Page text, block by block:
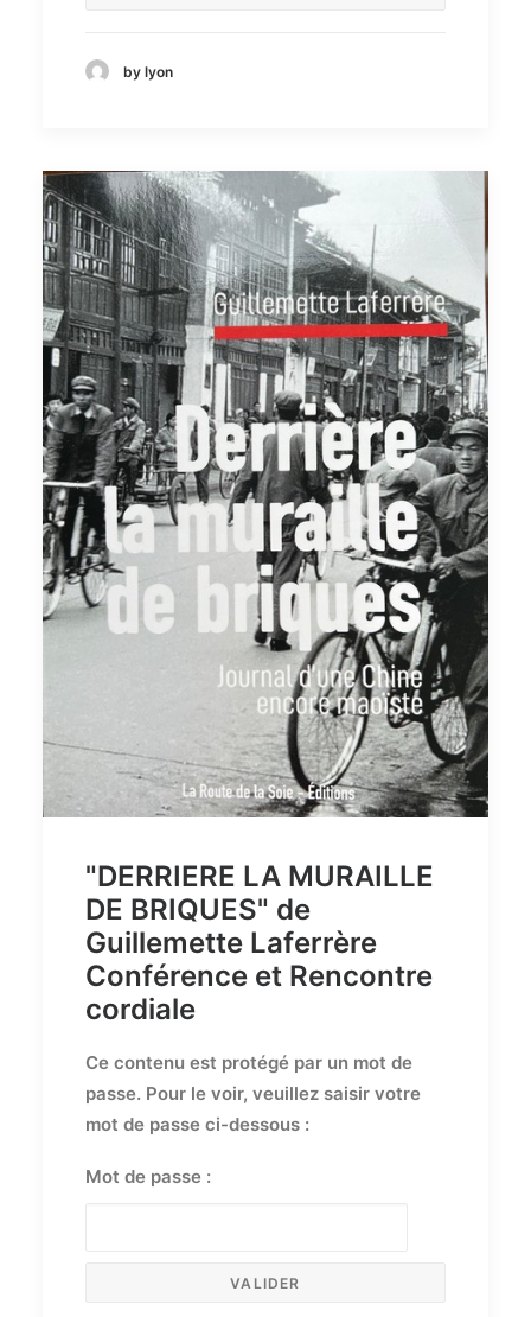
by lyon
"DERRIERE LA MURAILLE
DE BRIQUES" de
Guillemette Laferrère
Conférence et Rencontre
cordiale
Ce contenu est protégé par un mot de
passe. Pour le voir, veuillez saisir votre
mot de passe ci-dessous :
Mot de passe :